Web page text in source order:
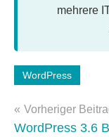
mehrere
Schlagwörter:
WordPress-
Tipps
WordPress
Vorheriger
WordPress 3.6